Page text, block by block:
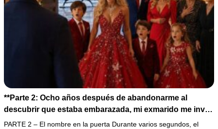
**Parte 2: Ocho años después de abandonarme al
descubrir que estaba embarazada, mi exmarido me invitó
a la cena de Navidad convencido de que podría burlarse
PARTE 2 – El nombre en la puerta Durante varios segundos, el